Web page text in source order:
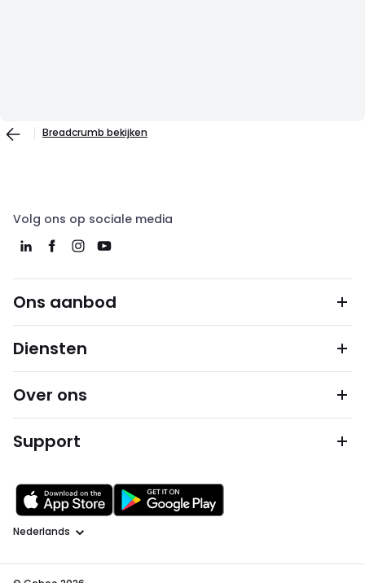
Breadcrumb bekijken
Volg ons op sociale media
Ons aanbod
Diensten
Over ons
Support
Taal